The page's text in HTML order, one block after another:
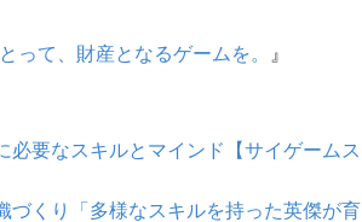
って、財産となるゲームを。 』
要なスキルとマインド【サイゲームス
づくり「多様なスキルを持った英傑が育